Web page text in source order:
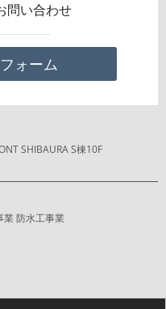
問い合わせ
ォーム
SHIBAURA S棟10F
業 防水工事業